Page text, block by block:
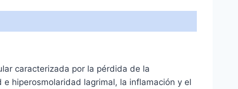
caracterizada por la pérdida de la
hiperosmolaridad lagrimal, la inflamación y el